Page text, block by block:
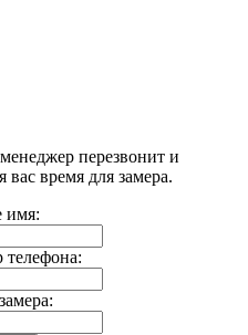
перезвонит и
время для замера.
имя: